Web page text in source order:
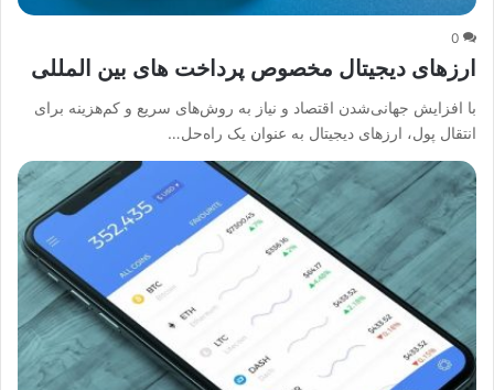
0
ارزهای دیجیتال مخصوص پرداخت های بین المللی
با افزایش جهانی‌شدن اقتصاد و نیاز به روش‌های سریع و کم‌هزینه برای
انتقال پول، ارزهای دیجیتال به عنوان یک راه‌حل…